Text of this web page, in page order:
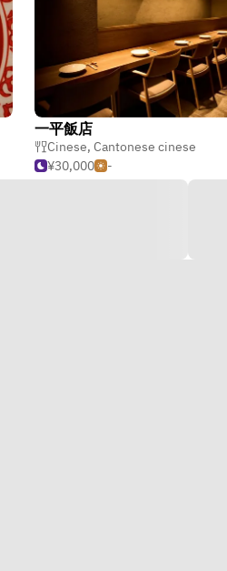
一平飯店
Cinese, Cantonese cinese
¥30,000
-